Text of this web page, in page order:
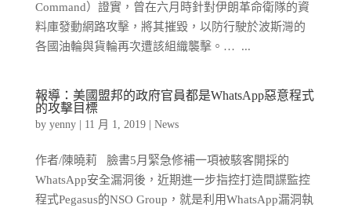
Command）證實，曾在六月時針對伊朗革命衛隊的資
料庫發動網路攻擊，將其摧毀，以防行駛於波斯灣的
各國油輪與貨輪再次遭該組織襲擊。… ...
報導：美國盟邦的政府官員都是WhatsApp惡意程式
的攻擊目標
by yenny| 11 月 1, 2019| News
作者/陳曉莉 臉書5月緊急修補一項被駭客開採的
WhatsApp安全漏洞後，近期進一步指控打造間諜監控
程式Pegasus的NSO Group，就是利用WhatsApp漏洞執